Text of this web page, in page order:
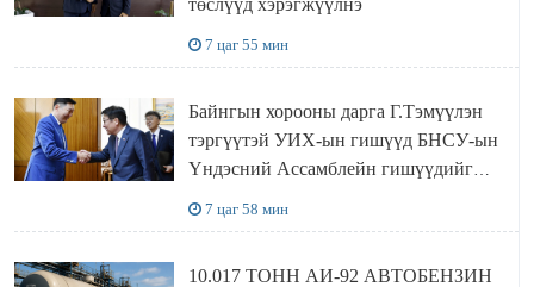
7 цаг 55 мин
Байнгын хорооны дарга Г.Тэмүүлэн
тэргүүтэй УИХ-ын гишүүд БНСУ-ын
Үндэсний Ассамблейн гишүүдийг
7 цаг 58 мин
10.017 ТОНН АИ-92 АВТОБЕНЗИН